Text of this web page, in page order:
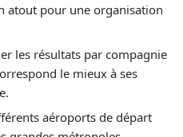
atout pour une organisation
les résultats par compagnie
le mieux à ses
aéroports de départ